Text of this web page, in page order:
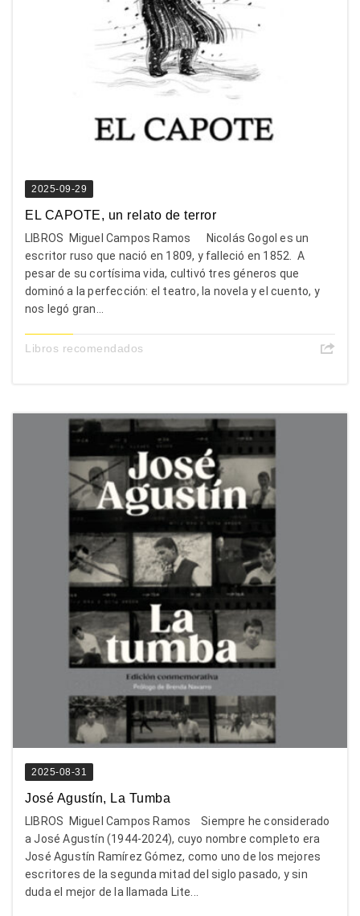
2025-09-29
EL CAPOTE, un relato de terror
LIBROS Miguel Campos Ramos Nicolás Gogol es un
escritor ruso que nació en 1809, y falleció en 1852. A
pesar de su cortísima vida, cultivó tres géneros que
dominó a la perfección: el teatro, la novela y el cuento, y
nos legó gran...
Libros recomendados
2025-08-31
José Agustín, La Tumba
LIBROS Miguel Campos Ramos Siempre he considerado
a José Agustín (1944-2024), cuyo nombre completo era
José Agustín Ramírez Gómez, como uno de los mejores
escritores de la segunda mitad del siglo pasado, y sin
duda el mejor de la llamada Lite...